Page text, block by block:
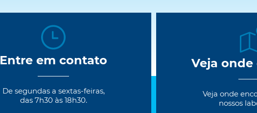
Entre em contato
De segundas a sextas-feiras,
das 7h30 às 18h30.
Veja
Veja onde
nossos